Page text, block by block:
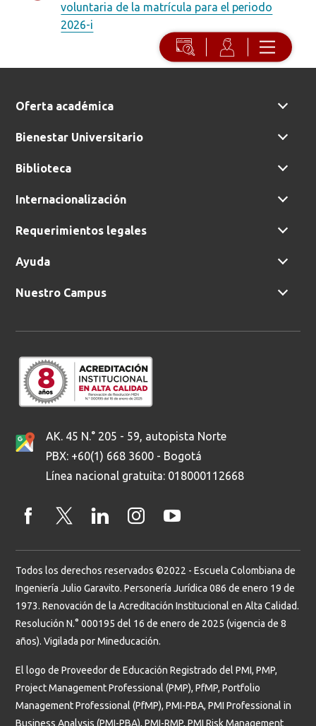
voluntaria de la matrícula para el periodo
2026-i
Oferta académica
Bienestar Universitario
Biblioteca
Internacionalización
Requerimientos legales
Ayuda
Nuestro Campus
AK. 45 N.° 205 - 59, autopista Norte
PBX: +60(1) 668 3600 - Bogotá
Línea nacional gratuita: 018000112668
Todos los derechos reservados ©2022 - Escuela Colombiana de
Ingeniería Julio Garavito. Personería Jurídica 086 de enero 19 de
1973. Renovación de la Acreditación Institucional en Alta Calidad.
Resolución N.° 000195 del 16 de enero de 2025 (vigencia de 8
años). Vigilada por Mineducación.
El logo de Proveedor de Educación Registrado del PMI, PMP,
Project Management Professional (PMP), PfMP, Portfolio
Management Professional (PfMP), PMI-PBA, PMI Professional in
Business Analysis (PMI-PBA), PMI-RMP, PMI Risk Management